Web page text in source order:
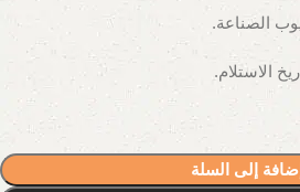
إضافة إلى السلة